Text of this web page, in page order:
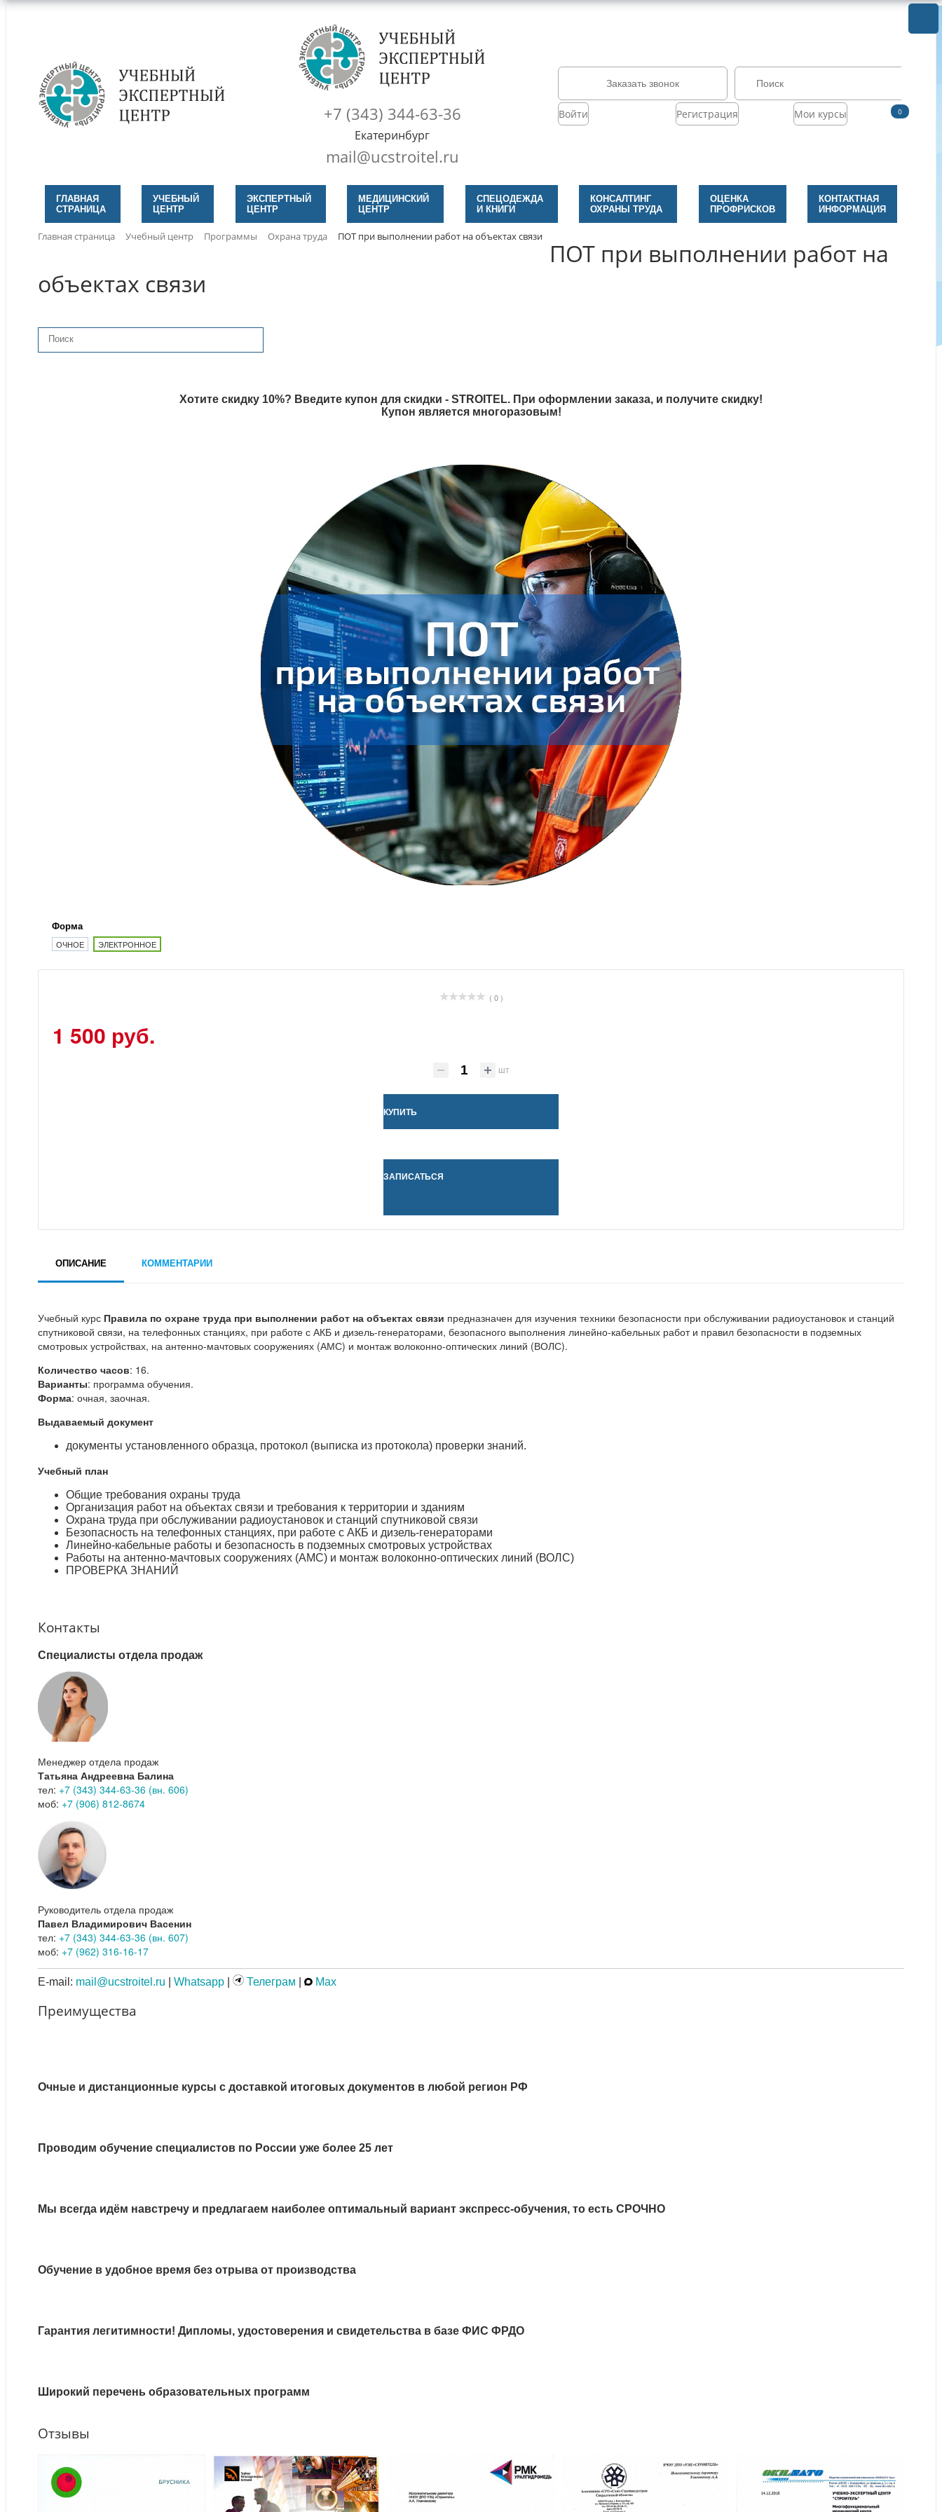
+7 (343) 344-63-36
Екатеринбург
mail@ucstroitel.ru
Заказать звонок
Войти Регистрация Мои курсы 0
ГЛАВНАЯ
СТРАНИЦА
УЧЕБНЫЙ
ЦЕНТР
ЭКСПЕРТНЫЙ
ЦЕНТР
МЕДИЦИНСКИЙ
ЦЕНТР
СПЕЦОДЕЖДА
И КНИГИ
КОНСАЛТИНГ
ОХРАНЫ ТРУДА
ОЦЕНКА
ПРОФРИСКОВ
КОНТАКТНАЯ
ИНФОРМАЦИЯ
Главная страница Учебный центр Программы Охрана труда ПОТ при выполнении работ на объектах связи
ПОТ при выполнении работ на
объектах связи
Хотите скидку 10%? Введите купон для скидки - STROITEL. При оформлении заказа, и получите скидку!
Купон является многоразовым!
Форма
ОЧНОЕ ЭЛЕКТРОННОЕ
( 0 )
1 500 руб.
шт
КУПИТЬ
ЗАПИСАТЬСЯ
ОПИСАНИЕ КОММЕНТАРИИ
Учебный курс Правила по охране труда при выполнении работ на объектах связи предназначен для изучения техники безопасности при обслуживании радиоустановок и станций
спутниковой связи, на телефонных станциях, при работе с АКБ и дизель-генераторами, безопасного выполнения линейно-кабельных работ и правил безопасности в подземных
смотровых устройствах, на антенно-мачтовых сооружениях (АМС) и монтаж волоконно-оптических линий (ВОЛС).
Количество часов: 16.
Варианты: программа обучения.
Форма: очная, заочная.
Выдаваемый документ
документы установленного образца, протокол (выписка из протокола) проверки знаний.
Учебный план
Общие требования охраны труда
Организация работ на объектах связи и требования к территории и зданиям
Охрана труда при обслуживании радиоустановок и станций спутниковой связи
Безопасность на телефонных станциях, при работе с АКБ и дизель-генераторами
Линейно-кабельные работы и безопасность в подземных смотровых устройствах
Работы на антенно-мачтовых сооружениях (АМС) и монтаж волоконно-оптических линий (ВОЛС)
ПРОВЕРКА ЗНАНИЙ
Контакты
Специалисты отдела продаж
Менеджер отдела продаж
Татьяна Андреевна Балина
тел: +7 (343) 344-63-36 (вн. 606)
моб: +7 (906) 812-8674
Руководитель отдела продаж
Павел Владимирович Васенин
тел: +7 (343) 344-63-36 (вн. 607)
моб: +7 (962) 316-16-17
E-mail: mail@ucstroitel.ru Whatsapp Телеграм Max
Преимущества
Очные и дистанционные курсы с доставкой итоговых документов в любой регион РФ
Проводим обучение специалистов по России уже более 25 лет
Мы всегда идём навстречу и предлагаем наиболее оптимальный вариант экспресс-обучения, то есть СРОЧНО
Обучение в удобное время без отрыва от производства
Гарантия легитимности! Дипломы, удостоверения и свидетельства в базе ФИС ФРДО
Широкий перечень образовательных программ
Отзывы